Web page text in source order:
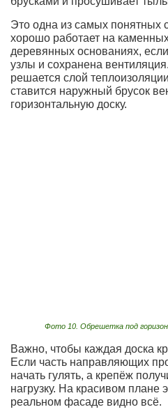
Это одна из самых понятных
хорошо работает на
деревянных основаниях,
узлы и сохранена
решается слой
ставится наружный брусок
горизонтальную доску.
Фото 10. Обрешетка под
Важно, чтобы каждая доска
Если часть направляющих
начать гулять, а крепёж
нагрузку. На красивом плане
реальном фасаде видно всё.